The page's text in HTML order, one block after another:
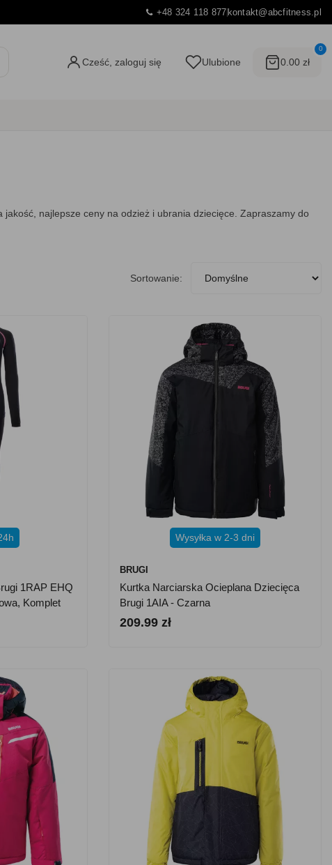
+48 324 118 877kontakt@abcfitness.pl
Cześć, zaloguj się Ulubione
0
0.00 zł
najlepsze ceny na odzież i ubrania dziecięce. Zapraszamy do
Sortowanie:
1RAP EHQ
Komplet
Wysyłka w 2-3 dni
BRUGI
Kurtka Narciarska Ocieplana Dziecięca
Brugi 1AIA - Czarna
209.99 zł